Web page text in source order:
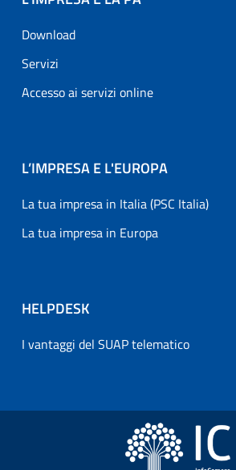
Download
Servizi
Accesso ai servizi online
L’IMPRESA E L'EUROPA
La tua impresa in Italia (PSC Italia)
La tua impresa in Europa
HELPDESK
I vantaggi del SUAP telematico